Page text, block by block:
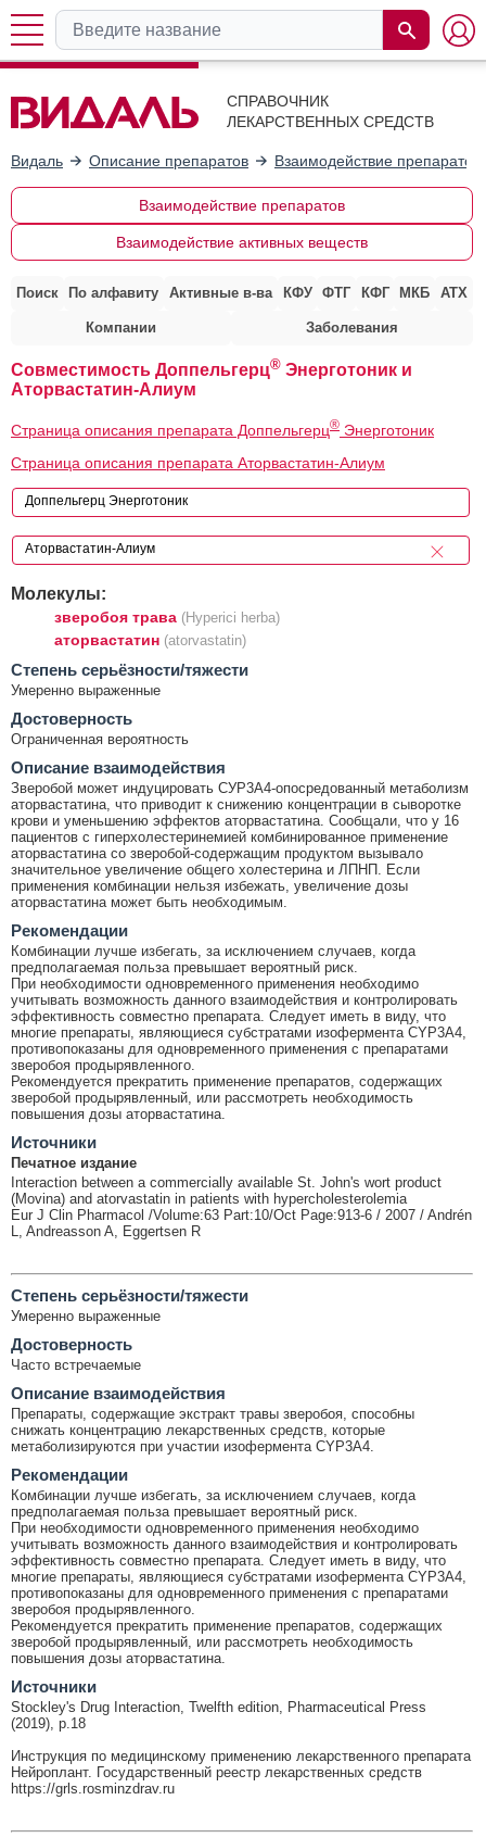
СПРАВОЧНИК
ЛЕКАРСТВЕННЫХ СРЕДСТВ
Видаль Описание препаратов Взаимодействие препаратов
Взаимодействие препаратов
Взаимодействие активных веществ
Поиск По алфавиту Активные в-ва КФУ ФТГ КФГ МКБ АТХ
Компании Заболевания
Совместимость Доппельгерц® Энерготоник и
Аторвастатин-Алиум
Страница описания препарата Доппельгерц® Энерготоник
Страница описания препарата Аторвастатин-Алиум
Молекулы:
зверобоя трава (Hyperici herba)
аторвастатин (atorvastatin)
Cтепень серьёзности/тяжести
Умеренно выраженные
Достоверность
Ограниченная вероятность
Описание взаимодействия
Зверобой может индуцировать СУР3А4-опосредованный метаболизм
аторвастатина, что приводит к снижению концентрации в сыворотке
крови и уменьшению эффектов аторвастатина. Сообщали, что у 16
пациентов с гиперхолестеринемией комбинированное применение
аторвастатина со зверобой-содержащим продуктом вызывало
значительное увеличение общего холестерина и ЛПНП. Если
применения комбинации нельзя избежать, увеличение дозы
аторвастатина может быть необходимым.
Рекомендации
Комбинации лучше избегать, за исключением случаев, когда
предполагаемая польза превышает вероятный риск.
При необходимости одновременного применения необходимо
учитывать возможность данного взаимодействия и контролировать
эффективность совместно препарата. Следует иметь в виду, что
многие препараты, являющиеся субстратами изофермента CYP3A4,
противопоказаны для одновременного применения с препаратами
зверобоя продырявленного.
Рекомендуется прекратить применение препаратов, содержащих
зверобой продырявленный, или рассмотреть необходимость
повышения дозы аторвастатина.
Источники
Печатное издание
Interaction between a commercially available St. John's wort product
(Movina) and atorvastatin in patients with hypercholesterolemia
Eur J Clin Pharmacol /Volume:63 Part:10/Oct Page:913-6 / 2007 / Andrén
L, Andreasson A, Eggertsen R
Cтепень серьёзности/тяжести
Умеренно выраженные
Достоверность
Часто встречаемые
Описание взаимодействия
Препараты, содержащие экстракт травы зверобоя, способны
снижать концентрацию лекарственных средств, которые
метаболизируются при участии изофермента CYP3A4.
Рекомендации
Комбинации лучше избегать, за исключением случаев, когда
предполагаемая польза превышает вероятный риск.
При необходимости одновременного применения необходимо
учитывать возможность данного взаимодействия и контролировать
эффективность совместно препарата. Следует иметь в виду, что
многие препараты, являющиеся субстратами изофермента CYP3A4,
противопоказаны для одновременного применения с препаратами
зверобоя продырявленного.
Рекомендуется прекратить применение препаратов, содержащих
зверобой продырявленный, или рассмотреть необходимость
повышения дозы аторвастатина.
Источники
Stockley's Drug Interaction, Twelfth edition, Pharmaceutical Press
(2019), p.18
Инструкция по медицинскому применению лекарственного препарата
Нейроплант. Государственный реестр лекарственных средств
https://grls.rosminzdrav.ru